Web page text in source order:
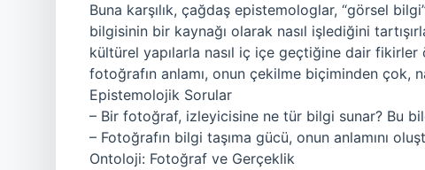
Buna karşılık, çağdaş epistemologlar, “görsel
bilgisinin bir kaynağı olarak nasıl işlediğini
kültürel yapılarla nasıl iç içe geçtiğine dair
fotoğrafın anlamı, onun çekilme biçiminden çok,
Epistemolojik Sorular
– Bir fotoğraf, izleyicisine ne tür bilgi sunar? Bu
– Fotoğrafın bilgi taşıma gücü, onun anlamını
Ontoloji: Fotoğraf ve Gerçeklik